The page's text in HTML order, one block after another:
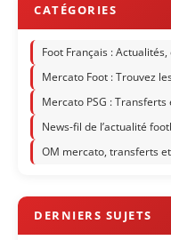
Foot Français :
Mercato Foot : Trouvez
Mercato PSG :
News-fil de l’actualité
OM mercato, transferts